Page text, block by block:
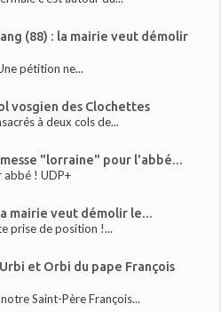
(88) : la mairie veut démolir
pétition ne...
vosgien des Clochettes
à deux cols de...
"lorraine" pour l'abbé...
abbé ! UDP+
mairie veut démolir le...
prise de position !...
et Orbi du pape François
Saint-Père François...